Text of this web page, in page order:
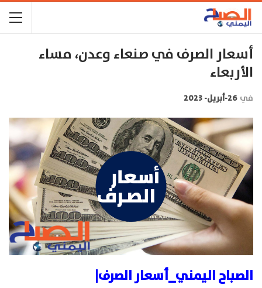
أسعار الصرف في صنعاء وعدن، مساء
الأربعاء
في 26-أبريل- 2023
الصباح اليمني_أسعار الصرف|